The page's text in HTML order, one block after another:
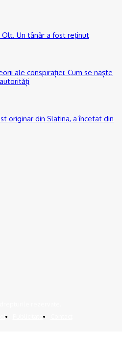
Un tânăr a fost reţinut
ale conspirației: Cum se naște
originar din Slatina, a încetat din